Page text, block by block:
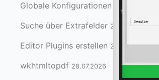
Globale Konfigurationen setzen
Suche über Extrafelder 29.07.2026
Editor Plugins erstellen 29.07.2026
wkhtmltopdf 28.07.2026